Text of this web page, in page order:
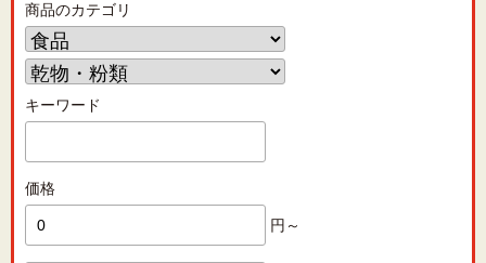
商品のカテゴリ
キーワード
価格
円～